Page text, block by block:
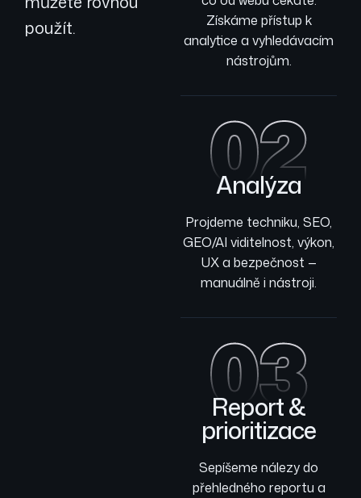
použít.
Získáme přístup k
analytice a vyhledávacím
nástrojům.
02
Analýza
Projdeme techniku, SEO,
GEO/AI viditelnost, výkon,
UX a bezpečnost —
manuálně i nástroji.
03
Report &
prioritizace
Sepíšeme nálezy do
přehledného reportu a